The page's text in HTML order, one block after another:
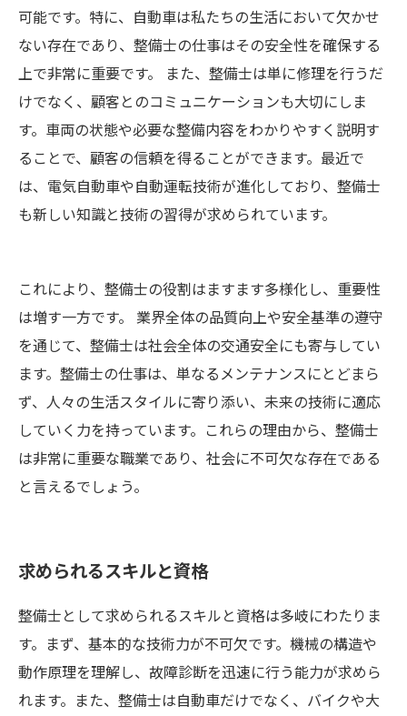
可能です。特に、自動車は私たちの生活において欠かせ
ない存在であり、整備士の仕事はその安全性を確保する
上で非常に重要です。 また、整備士は単に修理を行うだ
けでなく、顧客とのコミュニケーションも大切にしま
す。車両の状態や必要な整備内容をわかりやすく説明す
ることで、顧客の信頼を得ることができます。最近で
は、電気自動車や自動運転技術が進化しており、整備士
も新しい知識と技術の習得が求められています。
これにより、整備士の役割はますます多様化し、重要性
は増す一方です。 業界全体の品質向上や安全基準の遵守
を通じて、整備士は社会全体の交通安全にも寄与してい
ます。整備士の仕事は、単なるメンテナンスにとどまら
ず、人々の生活スタイルに寄り添い、未来の技術に適応
していく力を持っています。これらの理由から、整備士
は非常に重要な職業であり、社会に不可欠な存在である
と言えるでしょう。
求められるスキルと資格
整備士として求められるスキルと資格は多岐にわたりま
す。まず、基本的な技術力が不可欠です。機械の構造や
動作原理を理解し、故障診断を迅速に行う能力が求めら
れます。また、整備士は自動車だけでなく、バイクや大